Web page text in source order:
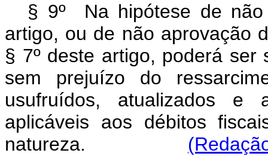
§ 9º Na hipótese de não
artigo, ou de não aprovação
§ 7º deste artigo, poderá
sem prejuízo do
usufruídos, atualizados e
aplicáveis aos débitos
natureza.